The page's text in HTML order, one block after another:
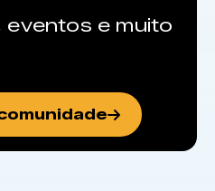
eventos e muito